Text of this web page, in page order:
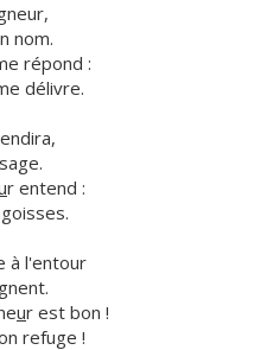
nom.
répond :
délivre.
r entend :
à l'entour
ur est bon !
refuge !